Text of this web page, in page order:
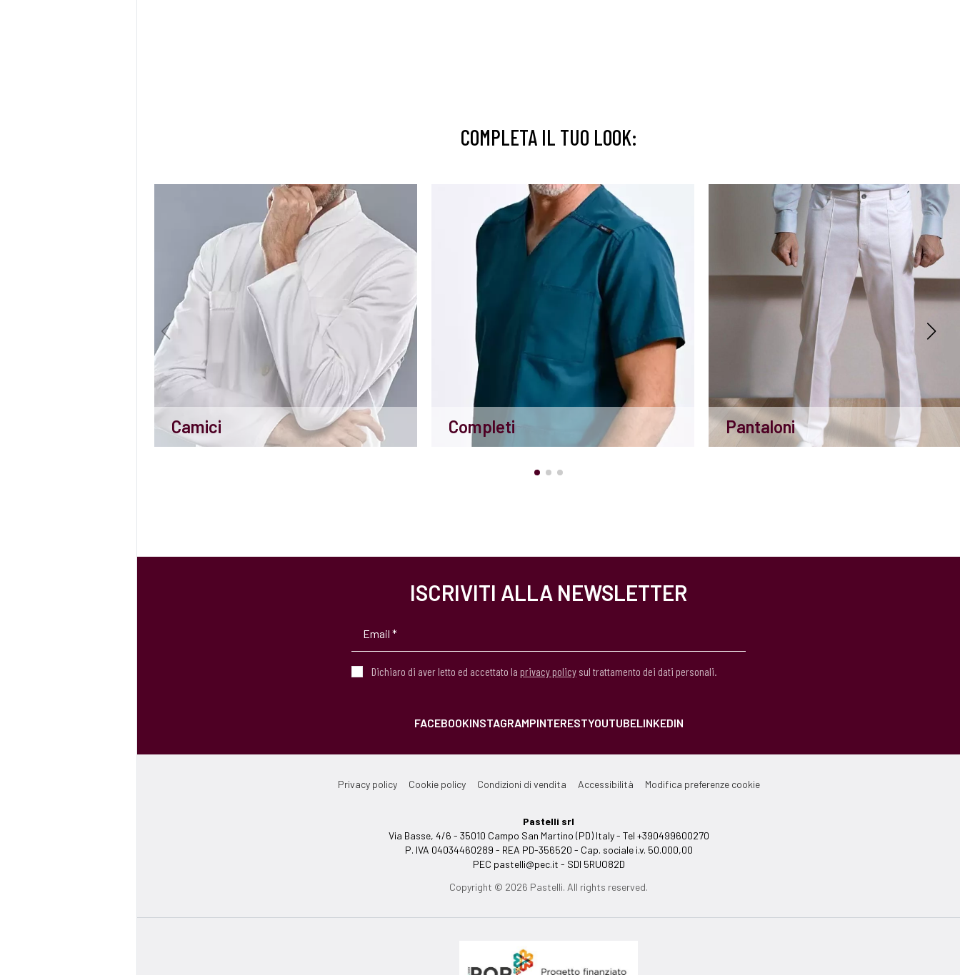
COMPLETA IL TUO LOOK:
Camici Completi Pantaloni
ISCRIVITI ALLA NEWSLETTER
Dichiaro di aver letto ed accettato la privacy policy sul trattamento dei dati personali.
FACEBOOKINSTAGRAMPINTERESTYOUTUBELINKEDIN
Privacy policy Cookie policy Condizioni di vendita Accessibilità Modifica preferenze cookie
Pastelli srl
Via Basse, 4/6 - 35010 Campo San Martino (PD) Italy - Tel +390499600270
P. IVA 04034460289 - REA PD-356520 - Cap. sociale i.v. 50.000,00
PEC pastelli@pec.it - SDI 5RUO82D
Copyright © 2026 Pastelli. All rights reserved.